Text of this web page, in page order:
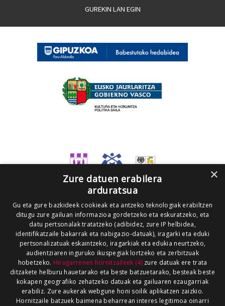
GUREKIN LAN EGIN
×
Zure datuen erabilera
arduratsua
Gu eta gure bazkideek cookieak eta antzeko teknologiak erabiltzen
ditugu zure gailuan informazioa gordetzeko eta eskuratzeko, eta
datu pertsonalak tratatzeko (adibidez, zure IP helbidea,
identifikatzaile bakarrak eta nabigazio-datuak), iragarki eta eduki
pertsonalizatuak eskaintzeko, iragarkiak eta edukia neurtzeko,
audientziaren inguruko ikuspegiak lortzeko eta zerbitzuak
hobetzeko. Hirugarrenen hornitzaileek (4)zure datuak ere trata
ditzakete helburu hauetarako eta beste batzuetarako, besteak beste
kokapen geografiko zehatzeko datuak eta gailuaren ezaugarriak
erabiliz. Zure aukerak webgune honi soilik aplikatzen zaizkio.
Hornitzaile batzuek baimena beharrean interes legitimoa oinarri